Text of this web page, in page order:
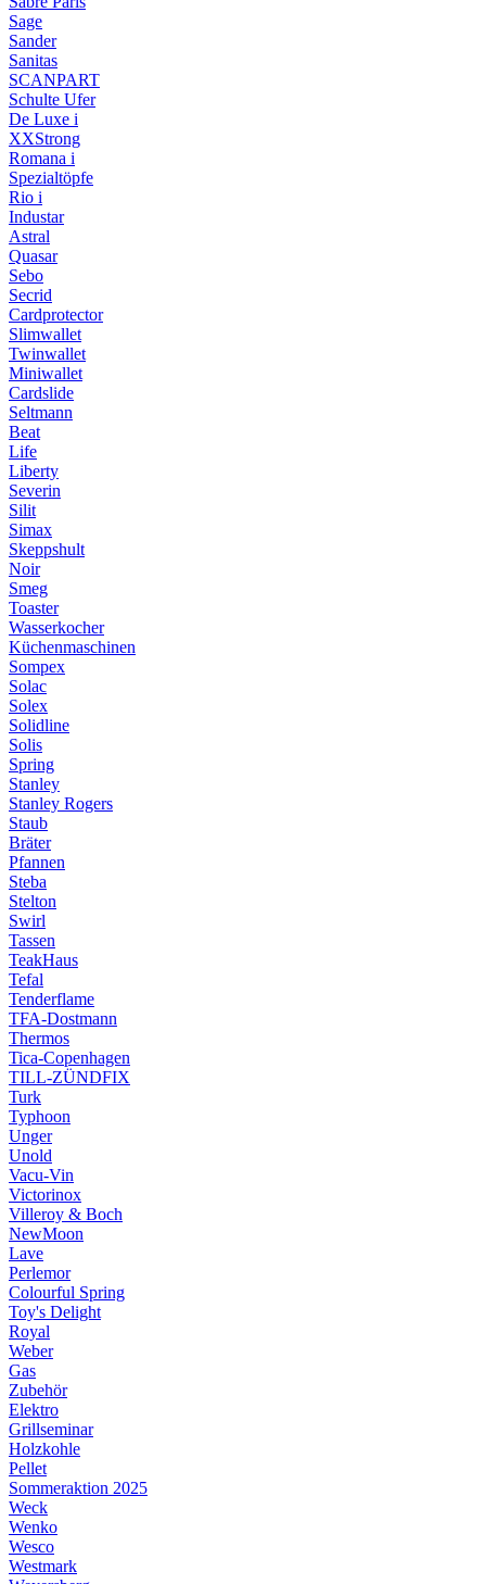
Sage
Sander
Sanitas
SCANPART
Schulte Ufer
De Luxe i
XXStrong
Romana i
Spezialtöpfe
Rio i
Industar
Astral
Quasar
Sebo
Secrid
Cardprotector
Slimwallet
Twinwallet
Miniwallet
Cardslide
Seltmann
Beat
Life
Liberty
Severin
Silit
Simax
Skeppshult
Noir
Smeg
Toaster
Wasserkocher
Küchenmaschinen
Sompex
Solac
Solex
Solidline
Solis
Spring
Stanley
Stanley Rogers
Staub
Bräter
Pfannen
Steba
Stelton
Swirl
Tassen
TeakHaus
Tefal
Tenderflame
TFA-Dostmann
Thermos
Tica-Copenhagen
TILL-ZÜNDFIX
Turk
Typhoon
Unger
Unold
Vacu-Vin
Victorinox
Villeroy & Boch
NewMoon
Lave
Perlemor
Colourful Spring
Toy's Delight
Royal
Weber
Gas
Zubehör
Elektro
Grillseminar
Holzkohle
Pellet
Sommeraktion 2025
Weck
Wenko
Wesco
Westmark